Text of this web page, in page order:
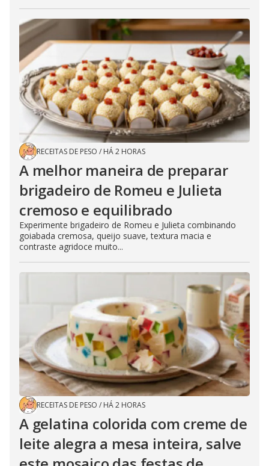
RECEITAS DE PESO / HÁ 2 HORAS
A melhor maneira de preparar
brigadeiro de Romeu e Julieta
cremoso e equilibrado
Experimente brigadeiro de Romeu e Julieta combinando
goiabada cremosa, queijo suave, textura macia e
contraste agridoce muito...
RECEITAS DE PESO / HÁ 2 HORAS
A gelatina colorida com creme de
leite alegra a mesa inteira, salve